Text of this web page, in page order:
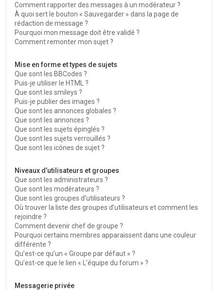
Comment rapporter des messages à un modérateur ?
À quoi sert le bouton « Sauvegarder » dans la page de
rédaction de message ?
Pourquoi mon message doit être validé ?
Comment remonter mon sujet ?
Mise en forme et types de sujets
Que sont les BBCodes ?
Puis-je utiliser le HTML ?
Que sont les smileys ?
Puis-je publier des images ?
Que sont les annonces globales ?
Que sont les annonces ?
Que sont les sujets épinglés ?
Que sont les sujets verrouillés ?
Que sont les icônes de sujet ?
Niveaux d’utilisateurs et groupes
Que sont les administrateurs ?
Que sont les modérateurs ?
Que sont les groupes d’utilisateurs ?
Où trouver la liste des groupes d’utilisateurs et comment les
rejoindre ?
Comment devenir chef de groupe ?
Pourquoi certains membres apparaissent dans une couleur
différente ?
Qu’est-ce qu’un « Groupe par défaut » ?
Qu’est-ce que le lien « L’équipe du forum » ?
Messagerie privée